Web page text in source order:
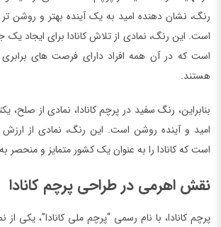
رنگ، نشان دهنده امید به یک آینده بهتر و روشن تر
است. این رنگ، نمادی از تلاش کانادا برای ایجاد یک
است که در آن همه افراد دارای فرصت های
هستند.
بنابراین، رنگ سفید در پرچم کانادا، نمادی از صلح،
امید و آینده روشن است. این رنگ، نمادی از ارزش
است که کانادا را به عنوان یک کشور متمایز و منحصر
نقش اهرمی در طراحی پرچم کانادا
پرچم کانادا، با نام رسمی “پرچم ملی کانادا”، یکی